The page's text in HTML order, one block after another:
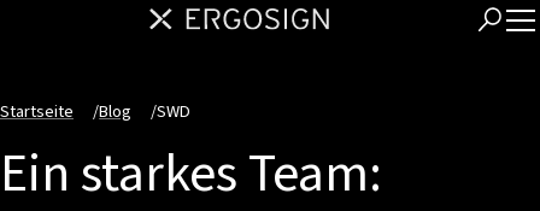
Startseite /Blog /SWD
Ein starkes Team: